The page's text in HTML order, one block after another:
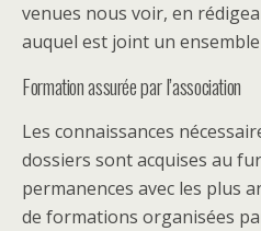
venues nous voir, en
auquel est joint un
Formation assurée par l’association
Les connaissances
dossiers sont acquises au
permanences avec les plus
de formations organisées